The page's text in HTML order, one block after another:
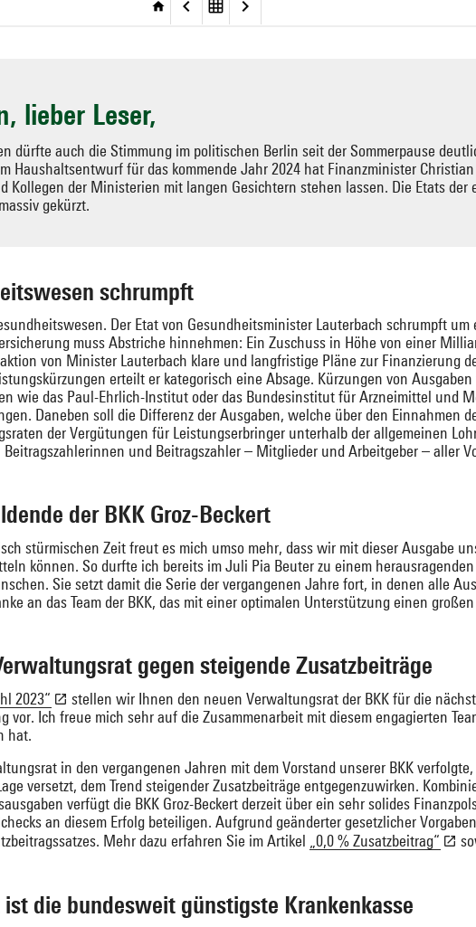
lieber Leser,
dürfte auch die Stimmung im politischen Berlin seit der Sommerpause
Haushaltsentwurf für das kommende Jahr 2024 hat Finanzminister
Kollegen der Ministerien mit langen Gesichtern stehen lassen. Die Etats der
gekürzt.
schrumpft
Der Etat von Gesundheitsminister Lauterbach schrumpft
muss Abstriche hinnehmen: Ein Zuschuss in Höhe von einer
von Minister Lauterbach klare und langfristige Pläne zur Finanzierung
erteilt er kategorisch eine Absage. Kürzungen von
wie das Paul-Ehrlich-Institut oder das Bundesinstitut für Arzneimittel und
Daneben soll die Differenz der Ausgaben, welche über den Einnahmen
der Vergütungen für Leistungserbringer unterhalb der allgemeinen
und Beitragszahler – Mitglieder und Arbeitgeber – aller
der BKK Groz-Beckert
stürmischen Zeit freut es mich umso mehr, dass wir mit dieser Ausgabe
können. So durfte ich bereits im Juli Pia Beuter zu einem herausragenden
Sie setzt damit die Serie der vergangenen Jahre fort, in denen alle
an das Team der BKK, das mit einer optimalen Unterstützung einen
gegen steigende Zusatzbeiträge
2023“
stellen wir Ihnen den neuen Verwaltungsrat der BKK für die
vor. Ich freue mich sehr auf die Zusammenarbeit mit diesem engagierten
hat.
in den vergangenen Jahren mit dem Vorstand unserer BKK
versetzt, dem Trend steigender Zusatzbeiträge entgegenzuwirken.
verfügt die BKK Groz-Beckert derzeit über ein sehr solides
an diesem Erfolg beteiligen. Aufgrund geänderter gesetzlicher
Mehr dazu erfahren Sie im Artikel „0,0 % Zusatzbeitrag“
ist die bundesweit günstigste Krankenkasse